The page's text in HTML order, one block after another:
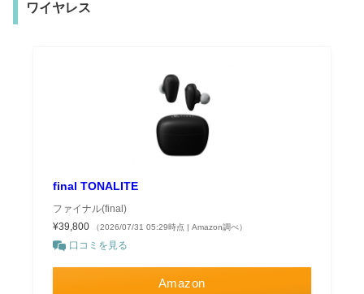
ワイヤレス
final TONALITE
ファイナル(final)
¥39,800
（2026/07/31 05:29時点 | Amazon調べ）
口コミを見る
Amazon